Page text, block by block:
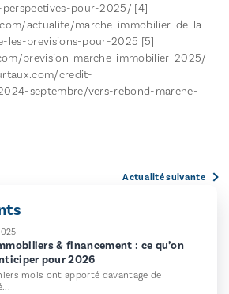
pour-2025/ [4]
actualite/marche-immobilier-de-la-
les-previsions-pour-2025 [5]
prevision-marche-immobilier-2025/
credit-
septembre/vers-rebond-marche-
Actualité suivante
& financement : ce qu’on
pour 2026
mois ont apporté davantage de